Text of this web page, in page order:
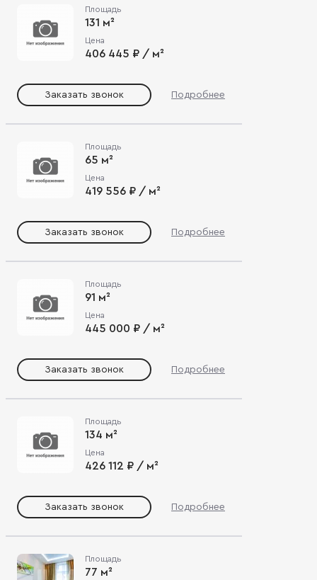
Площадь
131 м²
Цена
406 445 ₽ / м²
Заказать звонок Подробнее
Площадь
65 м²
Цена
419 556 ₽ / м²
Заказать звонок Подробнее
Площадь
91 м²
Цена
445 000 ₽ / м²
Заказать звонок Подробнее
Площадь
134 м²
Цена
426 112 ₽ / м²
Заказать звонок Подробнее
Площадь
77 м²